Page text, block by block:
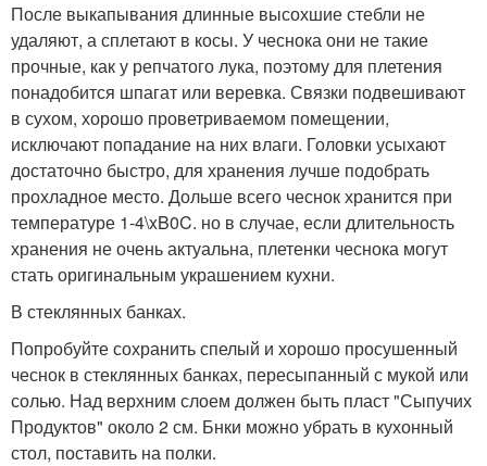
После выкапывания длинные высохшие стебли не
удаляют, а сплетают в косы. У чеснока они не такие
прочные, как у репчатого лука, поэтому для плетения
понадобится шпагат или веревка. Связки подвешивают
в сухом, хорошо проветриваемом помещении,
исключают попадание на них влаги. Головки усыхают
достаточно быстро, для хранения лучше подобрать
прохладное место. Дольше всего чеснок хранится при
температуре 1-4\xB0C. но в случае, если длительность
хранения не очень актуальна, плетенки чеснока могут
стать оригинальным украшением кухни.
В стеклянных банках.
Попробуйте сохранить спелый и хорошо просушенный
чеснок в стеклянных банках, пересыпанный с мукой или
солью. Над верхним слоем должен быть пласт "Сыпучих
Продуктов" около 2 см. Бнки можно убрать в кухонный
стол, поставить на полки.